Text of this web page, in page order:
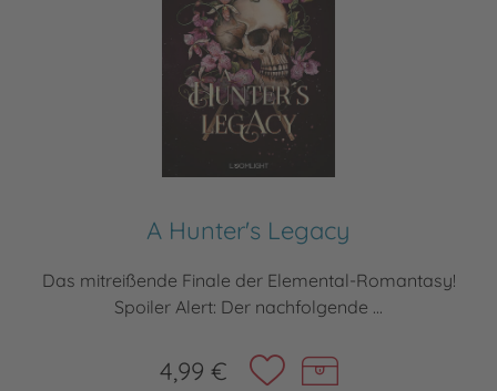
A Hunter's Legacy
Das mitreißende Finale der Elemental-Romantasy!
Spoiler Alert: Der nachfolgende ...
4,99 €